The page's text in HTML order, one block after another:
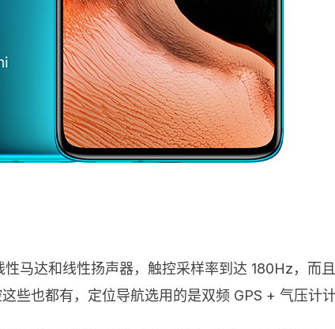
马达和线性扬声器，触控采样率到达 180Hz，而
些也都有，定位导航选用的是双频 GPS + 气压计计